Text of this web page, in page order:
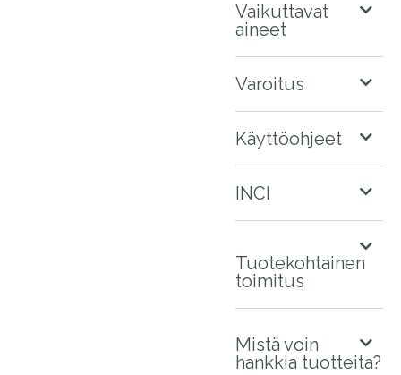
Vaikuttavat
aineet
Varoitus
Käyttöohjeet
INCI
Tuotekohtainen
toimitus
Mistä voin
hankkia tuotteita?